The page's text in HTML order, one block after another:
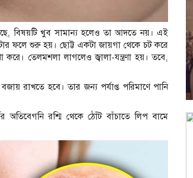
বিষয়টি খুব সামান্য হলেও তা আদতে নয়। এই
ফলে শুরু হয়। ছোট্ট একটা জায়গা থেকে চট করে
তেলমশলা লাগলেও জ্বালা-যন্ত্রণা হয়। তবে,
রাখতে হবে। তার জন্য পর্যাপ্ত পরিমাণে পানি
অতিবেগনি রশ্মি থেকে ঠোঁট বাঁচাতে লিপ বামে